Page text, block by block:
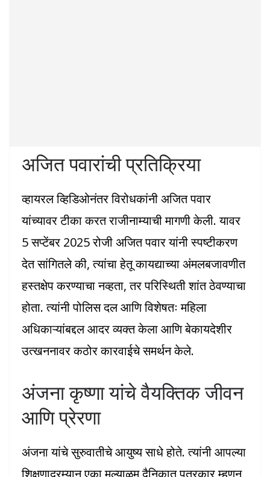
अजित पवारांची प्रतिक्रिया
व्हायरल व्हिडिओनंतर विरोधकांनी अजित पवार
यांच्यावर टीका करत राजीनाम्याची मागणी केली. यावर
5 सप्टेंबर 2025 रोजी अजित पवार यांनी स्पष्टीकरण
देत सांगितले की, त्यांचा हेतू कायद्याच्या अंमलबजावणीत
हस्तक्षेप करण्याचा नव्हता, तर परिस्थिती शांत ठेवण्याचा
होता. त्यांनी पोलिस दल आणि विशेषतः महिला
अधिकाऱ्यांबद्दल आदर व्यक्त केला आणि बेकायदेशीर
उत्खननावर कठोर कारवाईचे समर्थन केले.
अंजना कृष्णा यांचे वैयक्तिक जीवन
आणि प्रेरणा
अंजना यांचे सुरुवातीचे आयुष्य साधे होते. त्यांनी आपल्या